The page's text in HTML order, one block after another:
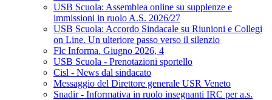
USB Scuola: Assemblea online su supplenze e
immissioni in ruolo A.S. 2026/27
USB Scuola: Accordo Sindacale su Riunioni e Collegi
on Line. Un ulteriore passo verso il silenzio
Flc Informa. Giugno 2026, 4
USB Scuola - Prenotazioni sportello
Cisl - News dal sindacato
Messaggio del Direttore generale USR Veneto
Snadir - Informativa in ruolo insegnanti IRC per a.s.